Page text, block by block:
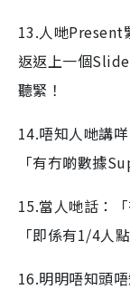
13.人哋Present
返返上一個
聽緊！
14.唔知人哋講
「有冇啲數據
15.當人哋話：
「即係有1/4人
16.明明唔知頭